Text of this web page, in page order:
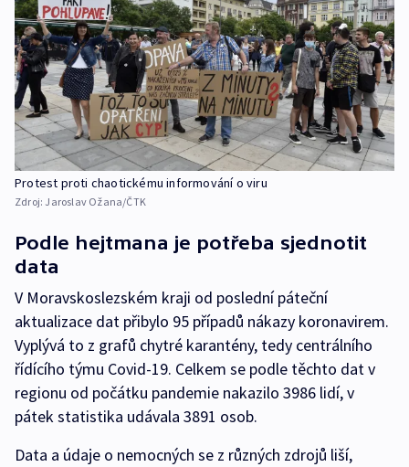
Protest proti chaotickému informování o viru
Zdroj: Jaroslav Ožana/ČTK
Podle hejtmana je potřeba sjednotit
data
V Moravskoslezském kraji od poslední páteční
aktualizace dat přibylo 95 případů nákazy koronavirem.
Vyplývá to z grafů chytré karantény, tedy centrálního
řídícího týmu Covid-19. Celkem se podle těchto dat v
regionu od počátku pandemie nakazilo 3986 lidí, v
pátek statistika udávala 3891 osob.
Data a údaje o nemocných se z různých zdrojů liší,